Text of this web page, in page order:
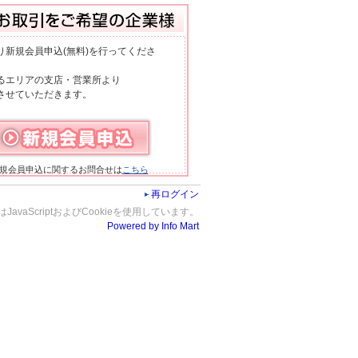
新規会員申込(無料)を行ってくださ
エリアの支店・営業所より
せていただきます。
会員申込に関するお問合せは こちら
再ログイン
JavaScriptおよびCookieを使用しています。
Powered by Info Mart